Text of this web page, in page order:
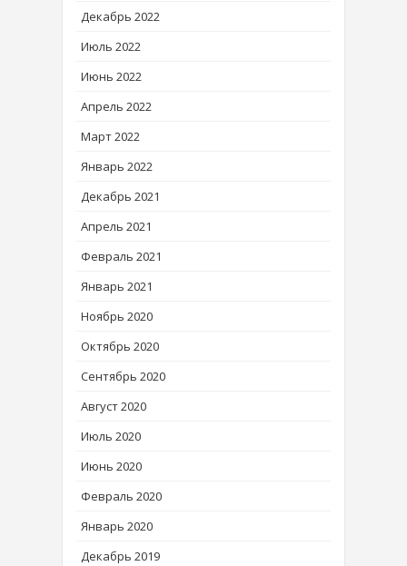
Декабрь 2022
Июль 2022
Июнь 2022
Апрель 2022
Март 2022
Январь 2022
Декабрь 2021
Апрель 2021
Февраль 2021
Январь 2021
Ноябрь 2020
Октябрь 2020
Сентябрь 2020
Август 2020
Июль 2020
Июнь 2020
Февраль 2020
Январь 2020
Декабрь 2019